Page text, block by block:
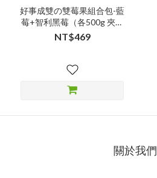
好事成雙の雙莓果組合包-藍
莓+智利黑莓（各500g 夾鏈
袋裝）
NT$469
關於我們